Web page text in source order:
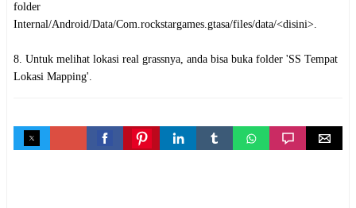
folder
Internal/Android/Data/Com.rockstargames.gtasa/files/data/<disini>.
8. Untuk melihat lokasi real grassnya, anda bisa buka folder 'SS Tempat
Lokasi Mapping'.